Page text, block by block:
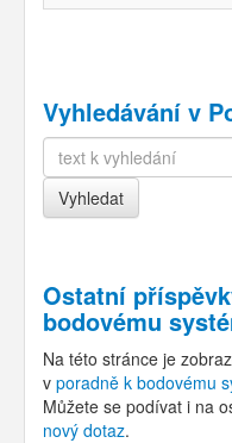
Vyhledávání v
Ostatní
bodovému
Na této stránce je
v poradně k bodovému
Můžete se podívat i na
nový dotaz.